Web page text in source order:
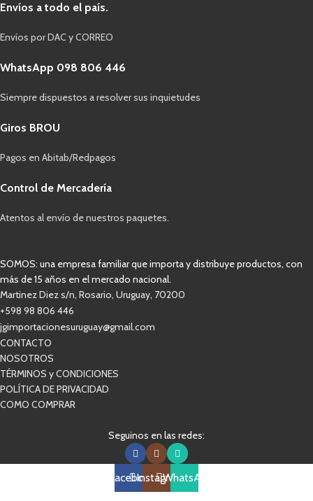
Envíos a todo el país.
Envíos por DAC y CORREO
WhatsApp 098 806 446
Siempre dispuestos a resolver sus inquietudes
Giros BROU
Pagos en Abitab/Redpagos
Control de Mercadería
Atentos al envío de nuestros paquetes.
SOMOS: una empresa familiar que importa y distribuye productos, con
más de 15 años en el mercado nacional.
Martinez Diez s/n, Rosario, Uruguay, 70200
+598 98 806 446
jgimportacionesuruguay@gmail.com
CONTACTO
NOSOTROS
TÉRMINOS y CONDICIONES
POLÍTICA DE PRIVACIDAD
COMO COMPRAR
Seguinos en las redes:
FacebookInstagramWhatsApp